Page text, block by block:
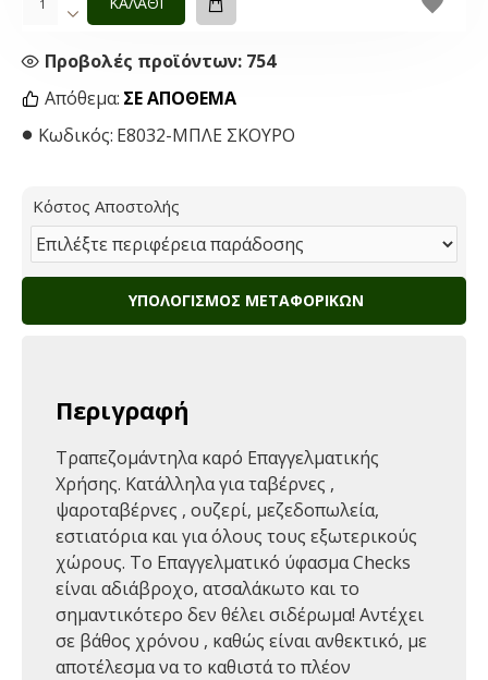
Απόθεμα: ΣΕ ΑΠΌΘΕΜΑ
Κωδικός: Ε8032-ΜΠΛΕ ΣΚΟΥΡΟ
Προβολές προϊόντων: 754
Κόστος Αποστολής
ΥΠΟΛΟΓΙΣΜΌΣ ΜΕΤΑΦΟΡΙΚΏΝ
Περιγραφή
Τραπεζομάντηλα καρό Επαγγελματικής
Χρήσης. Κατάλληλα για ταβέρνες ,
ψαροταβέρνες , oυζερί, μεζεδοπωλεία,
εστιατόρια και για όλους τους εξωτερικούς
χώρους. Το Επαγγελματικό ύφασμα Checks
είναι αδιάβροχο, ατσαλάκωτο και το
σημαντικότερο δεν θέλει σιδέρωμα! Αντέχει
σε βάθος χρόνου , καθώς είναι ανθεκτικό, με
αποτέλεσμα να το καθιστά το πλέον